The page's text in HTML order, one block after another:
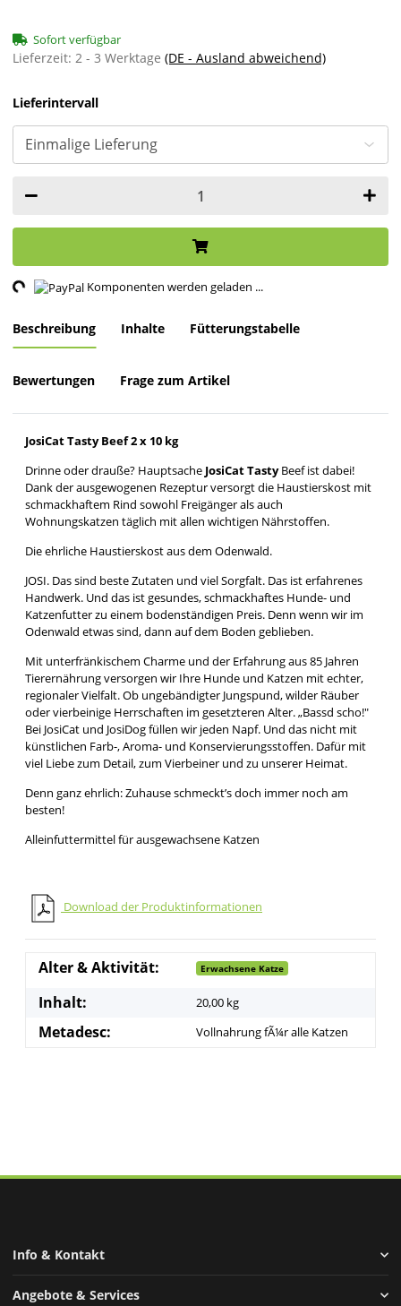
Sofort verfügbar
Lieferzeit: 2 - 3 Werktage (DE - Ausland abweichend)
Lieferintervall
Komponenten werden geladen ...
Beschreibung Inhalte Fütterungstabelle
Bewertungen Frage zum Artikel
JosiCat Tasty Beef 2 x 10 kg
Drinne oder drauße? Hauptsache JosiCat TastyBeef ist dabei!
Dank der ausgewogenen Rezeptur versorgt die Haustierskost mit
schmackhaftem Rind sowohl Freigänger als auch
Wohnungskatzen täglich mit allen wichtigen Nährstoffen.
Die ehrliche Haustierskost aus dem Odenwald.
JOSI. Das sind beste Zutaten und viel Sorgfalt. Das ist erfahrenes
Handwerk. Und das ist gesundes, schmackhaftes Hunde- und
Katzenfutter zu einem bodenständigen Preis. Denn wenn wir im
Odenwald etwas sind, dann auf dem Boden geblieben.
Mit unterfränkischem Charme und der Erfahrung aus 85 Jahren
Tierernährung versorgen wir Ihre Hunde und Katzen mit echter,
regionaler Vielfalt. Ob ungebändigter Jungspund, wilder Räuber
oder vierbeinige Herrschaften im gesetzteren Alter. „Bassd scho!"
Bei JosiCat und JosiDog füllen wir jeden Napf. Und das nicht mit
künstlichen Farb-, Aroma- und Konservierungsstoffen. Dafür mit
viel Liebe zum Detail, zum Vierbeiner und zu unserer Heimat.
Denn ganz ehrlich: Zuhause schmeckt’s doch immer noch am
besten!
Alleinfuttermittel für ausgewachsene Katzen
Download der Produktinformationen
Alter & Aktivität: Erwachsene Katze
Inhalt: 20,00 kg
Metadesc: Vollnahrung fÃ¼r alle Katzen
Info & Kontakt
Angebote & Services